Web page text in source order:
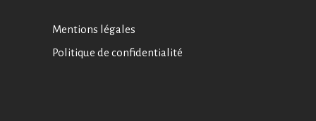
Mentions légales
Politique de confidentialité